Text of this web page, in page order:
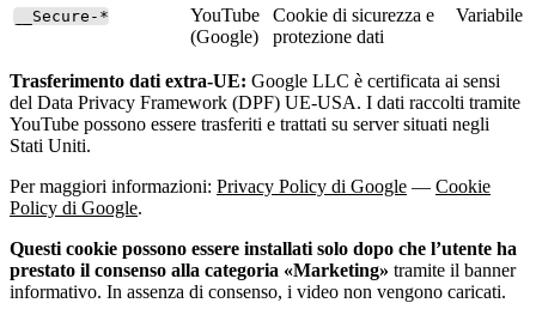
__Secure-*
YouTube
(Google)
Cookie di sicurezza e
protezione dati
Variabile
Trasferimento dati extra-UE: Google LLC è certificata ai sensi
del Data Privacy Framework (DPF) UE-USA. I dati raccolti tramite
YouTube possono essere trasferiti e trattati su server situati negli
Stati Uniti.
Per maggiori informazioni: Privacy Policy di Google — Cookie
Policy di Google.
Questi cookie possono essere installati solo dopo che l’utente ha
prestato il consenso alla categoria «Marketing» tramite il banner
informativo. In assenza di consenso, i video non vengono caricati.